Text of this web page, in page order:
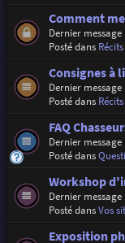
Comment
Dernier
Posté dans
Consignes à
Dernier
Posté dans
FAQ
Dernier
Posté dans
Workshop
Dernier
Posté dansVos
Exposition